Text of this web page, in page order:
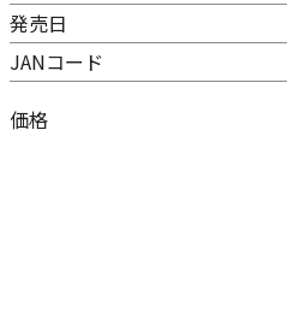
発売日
JANコード
価格